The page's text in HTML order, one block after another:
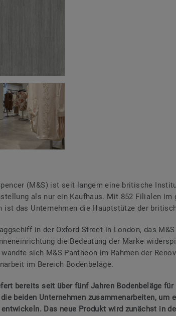
(M&S) ist seit langem eine britische
als nur ein Kaufhaus. Mit 852 Filialen im
ist das Unternehmen die Hauptstütze der
in der Oxford Street in London, das
die Bedeutung der Marke
sich M&S Pantheon im Rahmen der
im Bereich Bodenbeläge.
bereits seit über fünf Jahren Bodenbeläge
beiden Unternehmen zusammenarbeiten, um
entwickeln. Das neue Produkt wird zunächst in